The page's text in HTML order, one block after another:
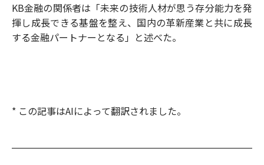
KB金融の関係者は「未来の技術人材が思う存分能力を発
揮し成長できる基盤を整え、国内の革新産業と共に成長
する金融パートナーとなる」と述べた。
* この記事はAIによって翻訳されました。